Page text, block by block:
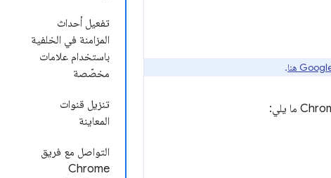
تفعيل أحداث
المزامنة في الخلفية
باستخدام علامات
مخصّصة
تنزيل قنوات
المعاينة
التواصل مع فريق
Chrome
.